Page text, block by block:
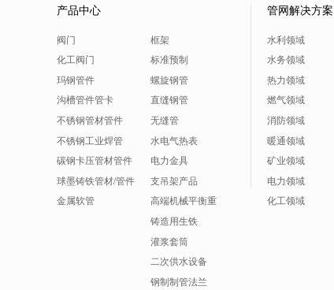
产品中心
阀门
化工阀门
玛钢管件
沟槽管件管卡
不锈钢管材管件
不锈钢工业焊管
碳钢卡压管材管件
球墨铸铁管材/管件
金属软管
框架
标准预制
螺旋钢管
直缝钢管
无缝管
水电气热表
电力金具
支吊架产品
高端机械平衡重
铸造用生铁
灌浆套筒
二次供水设备
钢制制管法兰
管网解决方案
水利领域
水务领域
热力领域
燃气领域
消防领域
暖通领域
矿业领域
电力领域
化工领域